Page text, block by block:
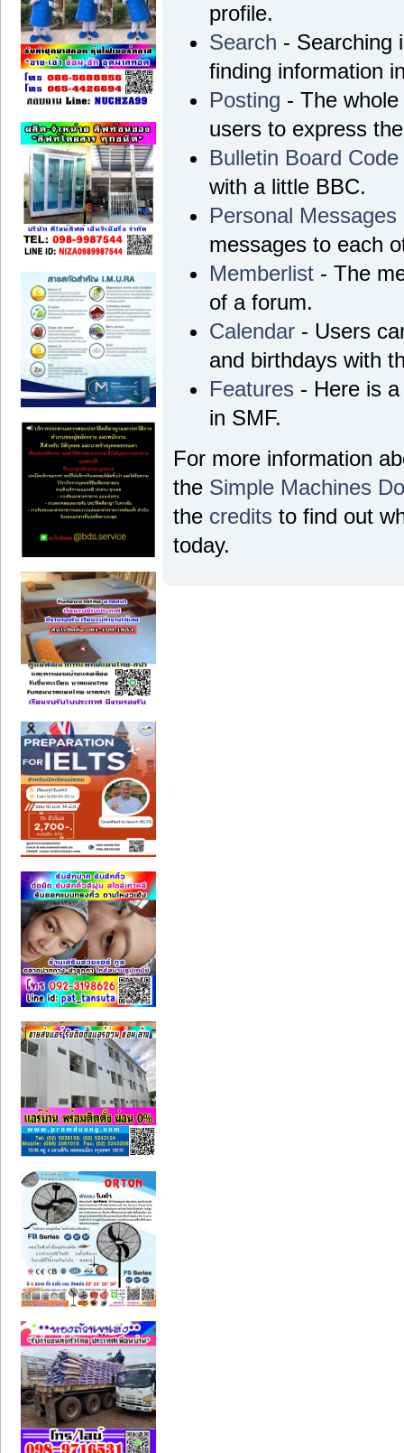
profile.
Search - Searching
finding information
Posting - The
users to express
Bulletin Board
with a little BBC.
Personal Messages
messages to each
Memberlist - The
of a forum.
Calendar - Users
and birthdays with
Features - Here is
in SMF.
For more information
the Simple Machines
the credits to find out
today.